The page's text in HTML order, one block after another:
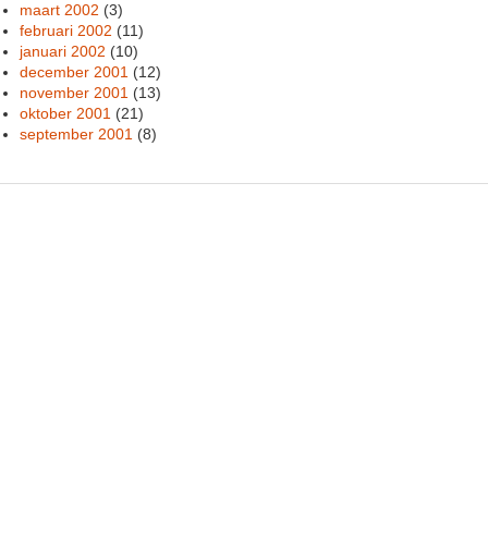
maart 2002 (3)
februari 2002 (11)
januari 2002 (10)
december 2001 (12)
november 2001 (13)
oktober 2001 (21)
september 2001 (8)